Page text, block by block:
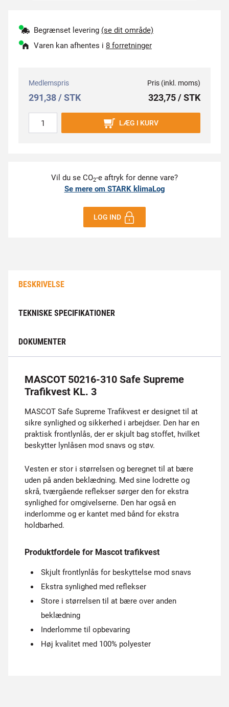
Begrænset levering (se dit område)
Varen kan afhentes i 8 forretninger
Medlemspris
291,38 / STK
Pris (inkl. moms)
323,75 / STK
LÆG I KURV
Vil du se CO2-e aftryk for denne vare?
Se mere om STARK klimaLog
LOG IND
BESKRIVELSE
TEKNISKE SPECIFIKATIONER
DOKUMENTER
MASCOT 50216-310 Safe Supreme
Trafikvest KL. 3
MASCOT Safe Supreme Trafikvest er designet til at
sikre synlighed og sikkerhed i arbejdser. Den har en
praktisk frontlynlås, der er skjult bag stoffet, hvilket
beskytter lynlåsen mod snavs og støv.
Vesten er stor i størrelsen og beregnet til at bære
uden på anden beklædning. Med sine lodrette og
skrå, tværgående reflekser sørger den for ekstra
synlighed for omgivelserne. Den har også en
inderlomme og er kantet med bånd for ekstra
holdbarhed.
Produktfordele for Mascot trafikvest
Skjult frontlynlås for beskyttelse mod snavs
Ekstra synlighed med reflekser
Store i størrelsen til at bære over anden
beklædning
Inderlomme til opbevaring
Høj kvalitet med 100% polyester